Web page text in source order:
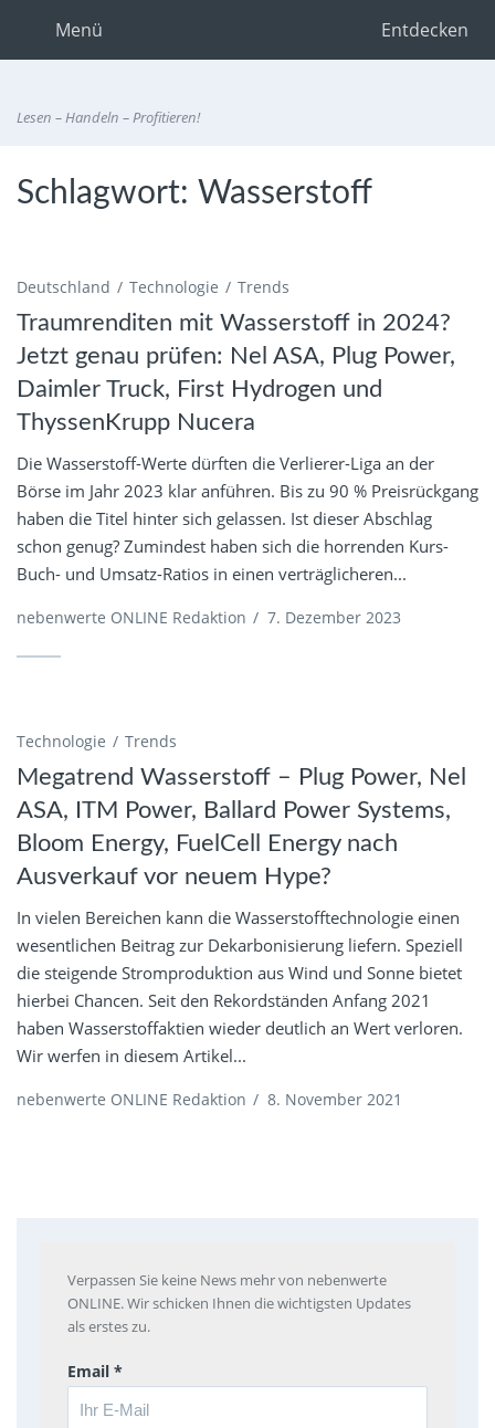
Entdecken
Menü
Lesen – Handeln – Profitieren!
Schlagwort: Wasserstoff
Deutschland Technologie Trends
Traumrenditen mit Wasserstoff in 2024?
Jetzt genau prüfen: Nel ASA, Plug Power,
Daimler Truck, First Hydrogen und
ThyssenKrupp Nucera
Die Wasserstoff-Werte dürften die Verlierer-Liga an der
Börse im Jahr 2023 klar anführen. Bis zu 90 % Preisrückgang
haben die Titel hinter sich gelassen. Ist dieser Abschlag
schon genug? Zumindest haben sich die horrenden Kurs-
Buch- und Umsatz-Ratios in einen verträglicheren...
nebenwerte ONLINE Redaktion / 7. Dezember 2023
Technologie Trends
Megatrend Wasserstoff – Plug Power, Nel
ASA, ITM Power, Ballard Power Systems,
Bloom Energy, FuelCell Energy nach
Ausverkauf vor neuem Hype?
In vielen Bereichen kann die Wasserstofftechnologie einen
wesentlichen Beitrag zur Dekarbonisierung liefern. Speziell
die steigende Stromproduktion aus Wind und Sonne bietet
hierbei Chancen. Seit den Rekordständen Anfang 2021
haben Wasserstoffaktien wieder deutlich an Wert verloren.
Wir werfen in diesem Artikel...
nebenwerte ONLINE Redaktion / 8. November 2021
Verpassen Sie keine News mehr von nebenwerte
ONLINE. Wir schicken Ihnen die wichtigsten Updates
als erstes zu.
Email *